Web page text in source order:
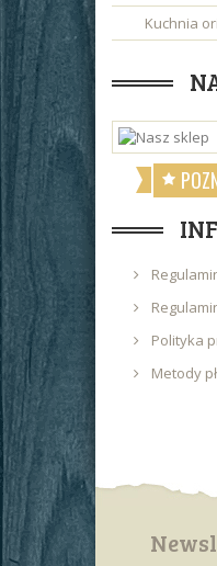
Kuchnia
Polityka
Metody